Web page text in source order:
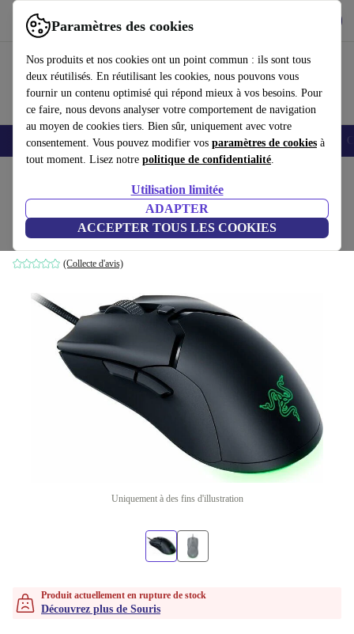
Paramètres des cookies
Nos produits et nos cookies ont un point commun : ils sont tous
deux réutilisés. En réutilisant les cookies, nous pouvons vous
fournir un contenu optimisé qui répond mieux à vos besoins. Pour
ce faire, nous devons analyser votre comportement de navigation
au moyen de cookies tiers. Bien sûr, uniquement avec votre
consentement. Vous pouvez modifier vos paramètres de cookies à
tout moment. Lisez notre politique de confidentialité.
Utilisation limitée
ADAPTER
ACCEPTER TOUS LES COOKIES
Utilisez refurbed rapidement et facilement
Smartphones Laptops Tablettes Montres connectées Accessoires
Razer Viper Mini
Noir
(Collecte d'avis)
Uniquement à des fins d'illustration
Produit actuellement en rupture de stock
Découvrez plus de Souris